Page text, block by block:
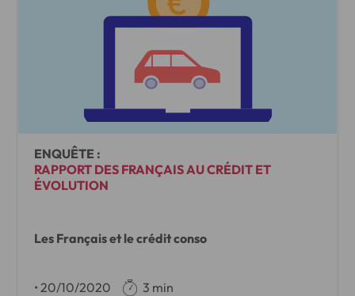
ENQUÊTE :
RAPPORT DES FRANÇAIS AU CRÉDIT ET
ÉVOLUTION
Les Français et le crédit conso
• 20/10/2020 3 min